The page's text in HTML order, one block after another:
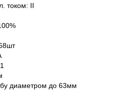
током: II
диаметром до 63мм